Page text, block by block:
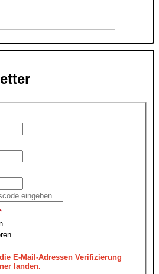
E-Mail-Adressen Verifizierung
landen.